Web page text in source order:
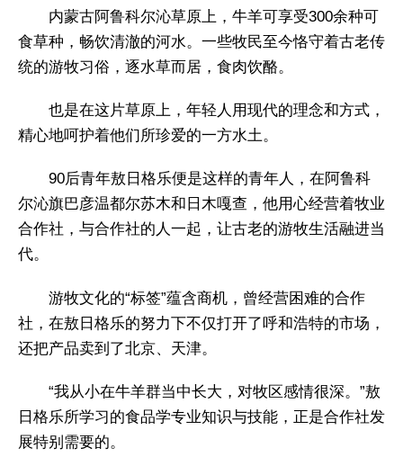
内蒙古阿鲁科尔沁草原上，牛羊可享受300余种可
食草种，畅饮清澈的河水。一些牧民至今恪守着古老传
统的游牧习俗，逐水草而居，食肉饮酪。
也是在这片草原上，年轻人用现代的理念和方式，
精心地呵护着他们所珍爱的一方水土。
90后青年敖日格乐便是这样的青年人，在阿鲁科
尔沁旗巴彦温都尔苏木和日木嘎查，他用心经营着牧业
合作社，与合作社的人一起，让古老的游牧生活融进当
代。
游牧文化的“标签”蕴含商机，曾经营困难的合作
社，在敖日格乐的努力下不仅打开了呼和浩特的市场，
还把产品卖到了北京、天津。
“我从小在牛羊群当中长大，对牧区感情很深。”敖
日格乐所学习的食品学专业知识与技能，正是合作社发
展特别需要的。